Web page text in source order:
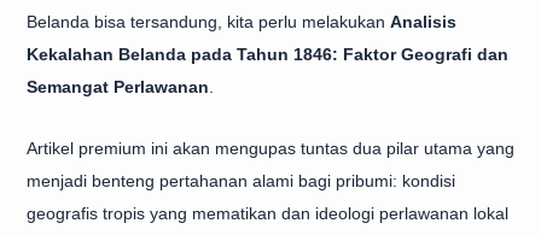
Belanda bisa tersandung, kita perlu melakukan Analisis
Kekalahan Belanda pada Tahun 1846: Faktor Geografi dan
Semangat Perlawanan
Artikel premium ini akan mengupas tuntas dua pilar utama yang
menjadi benteng pertahanan alami bagi pribumi: kondisi
geografis tropis yang mematikan dan ideologi perlawanan lokal